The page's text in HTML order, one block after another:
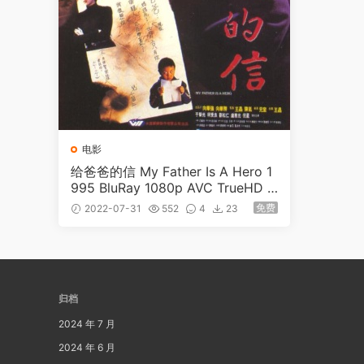
电影
给爸爸的信 My Father Is A Hero 1
995 BluRay 1080p AVC TrueHD 5.
1 [BDMV 20.97GB]
2022-07-31 552 4 23 免费
归档
2024 年 7 月
2024 年 6 月